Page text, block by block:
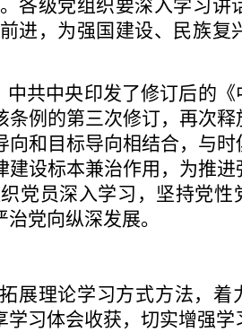
各级党组织要深入学习讲
进，为强国建设、民族复
中共中央印发了修订后的
例的第三次修订，再次
和目标导向相结合，与
设标本兼治作用，为推进
党员深入学习，坚持党性
党向纵深发展。
展理论学习方式方法，着
习体会收获，切实增强学